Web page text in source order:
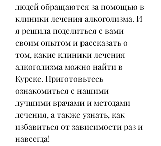
людей обращаются за помощью в
клиники лечения алкоголизма. И
я решила поделиться с вами
своим опытом и рассказать о
том, какие клиники лечения
алкоголизма можно найти в
Курске. Приготовьтесь
ознакомиться с нашими
лучшими врачами и методами
лечения, а также узнать, как
избавиться от зависимости раз и
навсегда!